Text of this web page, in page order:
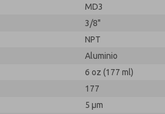
MD3
3/8"
NPT
Aluminio
6 oz (177 ml)
177
5 µm